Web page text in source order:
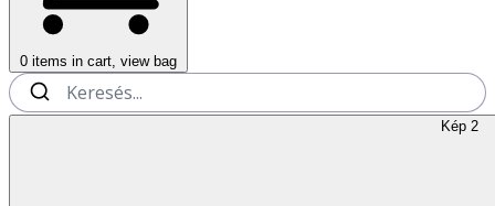
0 items in cart, view bag
Kép 2